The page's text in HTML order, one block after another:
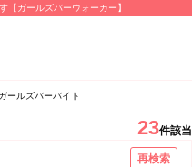
【ガールズバーウォーカー】
ールズバーバイト
23件該当
再検索